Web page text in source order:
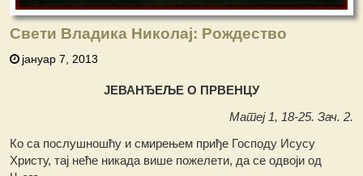
Свети Владика Николај: Рождество
јануар 7, 2013
ЈЕВАНЂЕЉЕ О ПРВЕНЦУ
Матеј 1, 18-25. Зач. 2.
Ко са послушношћу и смирењем приђе Господу Исусу
Христу, тај неће никада више пожелети, да се одвоји од